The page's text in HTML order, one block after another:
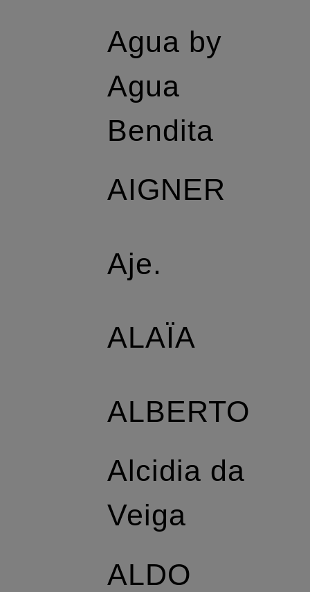
Agua by
Agua
Bendita
AIGNER
Aje.
ALAÏA
ALBERTO
Alcidia da
Veiga
ALDO